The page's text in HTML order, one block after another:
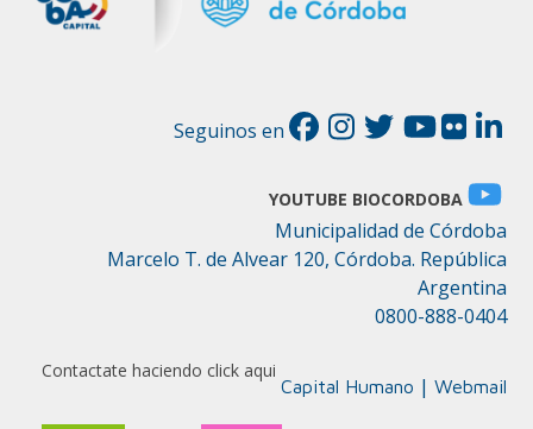
Contactate haciendo click aqui
Seguinos en
YOUTUBE BIOCORDOBA
Municipalidad de Córdoba
Marcelo T. de Alvear 120, Córdoba. República
Argentina
0800-888-0404
Capital Humano | Webmail